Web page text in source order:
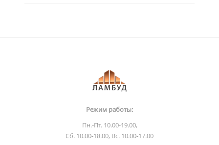
Режим работы:
Пн.-Пт. 10.00-19.00,
Сб. 10.00-18.00, Вс. 10.00-17.00